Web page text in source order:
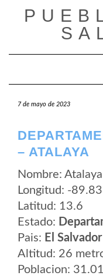
7 de mayo de 2023
– ATALAYA
Nombre: Atalaya
Longitud: -
Latitud: 13.6
Estado:
Pais: El Salvador
Altitud: 26
Poblacion: